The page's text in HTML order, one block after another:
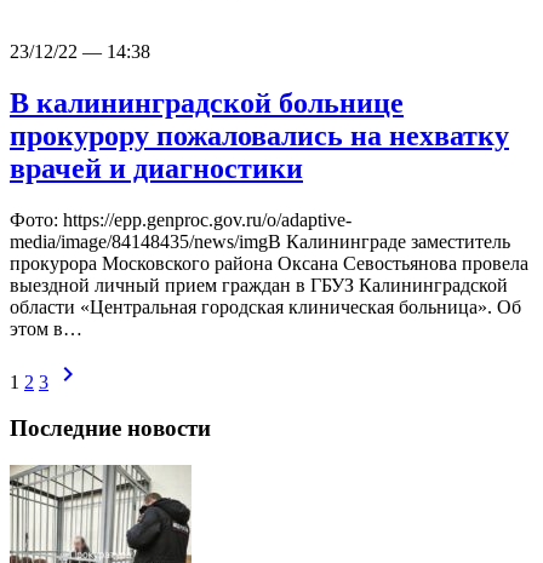
23/12/22 — 14:38
В калининградской больнице
прокурору пожаловались на нехватку
врачей и диагностики
Фото: https://epp.genproc.gov.ru/o/adaptive-
media/image/84148435/news/imgВ Калининграде заместитель
прокурора Московского района Оксана Севостьянова провела
выездной личный прием граждан в ГБУЗ Калининградской
области «Центральная городская клиническая больница». Об
этом в…
1 2 3 chevron_right
Последние новости